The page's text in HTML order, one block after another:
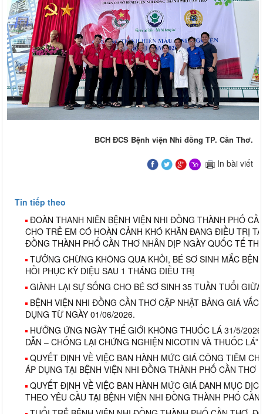
BCH ĐCS Bệnh viện Nhi đồng TP. Cần Thơ.
In bài viết
Tin tiếp theo
ĐOÀN THANH NIÊN BỆNH VIỆN NHI ĐỒNG THÀNH PHỐ
CHO TRẺ EM CÓ HOÀN CẢNH KHÓ KHĂN ĐANG ĐIỀU TRỊ
ĐỒNG THÀNH PHỐ CẦN THƠ NHÂN DỊP NGÀY QUỐC TẾ
TƯỞNG CHỪNG KHÔNG QUA KHỎI, BÉ SƠ SINH MẮC
HỒI PHỤC KỲ DIỆU SAU 1 THÁNG ĐIỀU TRỊ
GIÀNH LẠI SỰ SỐNG CHO BÉ SƠ SINH 35 TUẦN TUỔI
BỆNH VIỆN NHI ĐỒNG CẦN THƠ CẬP NHẬT BẢNG GIÁ VẮC
DỤNG TỪ NGÀY 01/06/2026.
HƯỞNG ỨNG NGÀY THẾ GIỚI KHÔNG THUỐC LÁ 31/5/
DẪN – CHỐNG LẠI CHỨNG NGHIỆN NICOTIN VÀ THUỐC LÁ”
QUYẾT ĐỊNH VỀ VIỆC BAN HÀNH MỨC GIÁ CÔNG TIÊM
ÁP DỤNG TẠI BỆNH VIỆN NHI ĐỒNG THÀNH PHỐ CẦN THƠ
QUYẾT ĐỊNH VỀ VIỆC BAN HÀNH MỨC GIÁ DANH MỤC
THEO YÊU CẦU TẠI BỆNH VIỆN NHI ĐỒNG THÀNH PHỐ